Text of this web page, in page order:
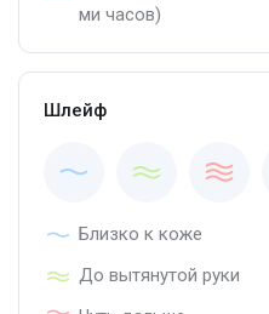
ми часов)
Шлейф
Близко к коже
До вытянутой руки